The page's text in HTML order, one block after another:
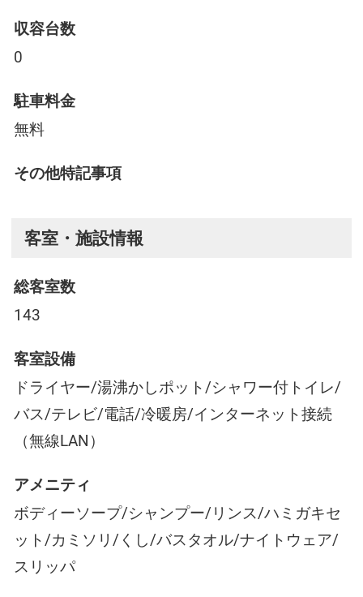
収容台数
0
駐車料金
無料
その他特記事項
客室・施設情報
総客室数
143
客室設備
ドライヤー/湯沸かしポット/シャワー付トイレ/
バス/テレビ/電話/冷暖房/インターネット接続
（無線LAN）
アメニティ
ボディーソープ/シャンプー/リンス/ハミガキセ
ット/カミソリ/くし/バスタオル/ナイトウェア/
スリッパ